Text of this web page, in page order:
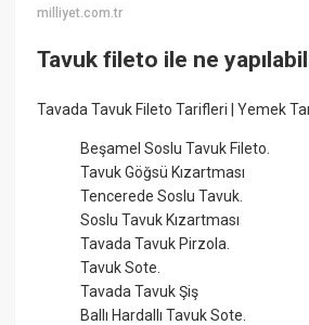
milliyet.com.tr
Tavuk fileto ile ne
Tavada Tavuk Fileto Tarifleri | Yemek
Beşamel Soslu Tavuk Fileto.
Tavuk Göğsü Kızartması
Tencerede Soslu Tavuk.
Soslu Tavuk Kızartması
Tavada Tavuk Pirzola.
Tavuk Sote.
Tavada Tavuk Şiş
Ballı Hardallı Tavuk Sote.